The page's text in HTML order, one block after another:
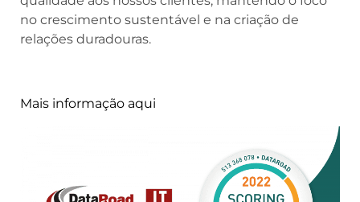
no crescimento sustentável e na criação de
relações duradouras.
Mais informação aqui